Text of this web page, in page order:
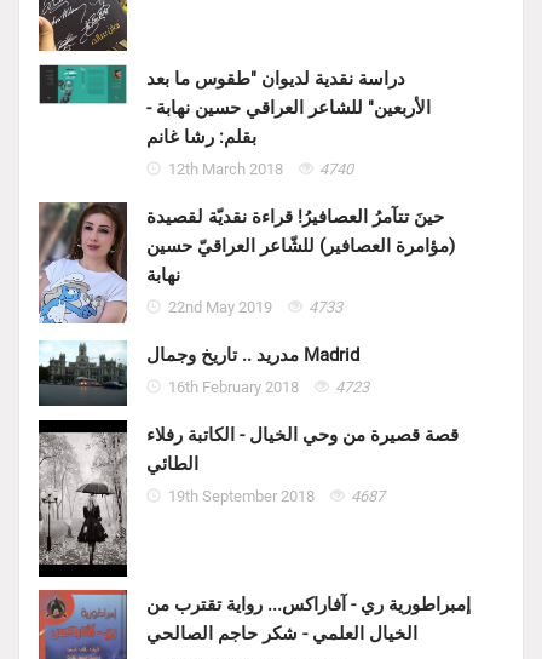
دراسة نقدية لديوان "طقوس ما بعد
الأربعين" للشاعر العراقي حسين نهابة -
بقلم: رشا غانم
12th March 2018 4740
حينَ تتآمرُ العصافيرُ! قراءة نقديّة لقصيدة
(مؤامرة العصافير) للشّاعر العراقيّ حسين
نهابة
22nd May 2019 4733
مدريد .. تاريخ وجمال Madrid
16th February 2018 4723
قصة قصيرة من وحي الخيال - الكاتبة رفلاء
الطائي
19th September 2018 4687
إمبراطورية ري - آفاراكس... رواية تقترب من
الخيال العلمي - شكر حاجم الصالحي